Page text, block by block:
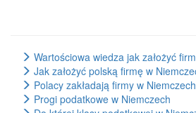
Wartościowa wiedza jak założyć
Jak założyć polską firmę w
Polacy zakładają firmy w Niemczech
Progi podatkowe w Niemczech